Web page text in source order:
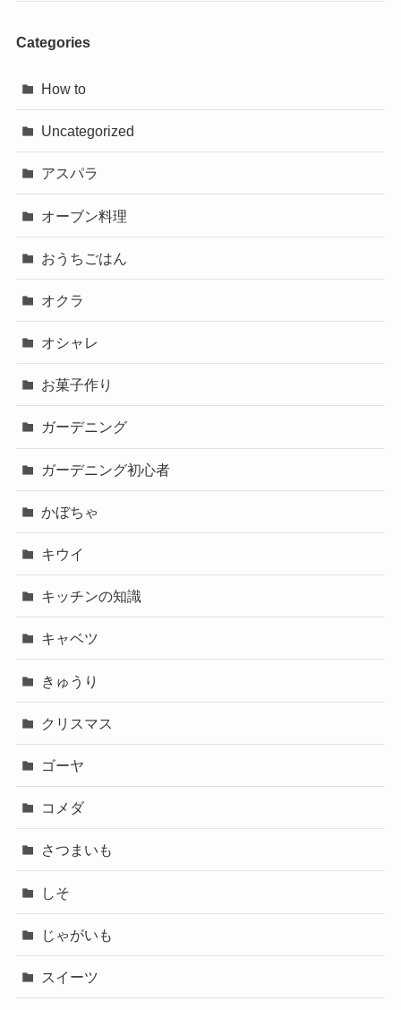
Categories
How to
Uncategorized
アスパラ
オーブン料理
おうちごはん
オクラ
オシャレ
お菓子作り
ガーデニング
ガーデニング初心者
かぼちゃ
キウイ
キッチンの知識
キャベツ
きゅうり
クリスマス
ゴーヤ
コメダ
さつまいも
しそ
じゃがいも
スイーツ